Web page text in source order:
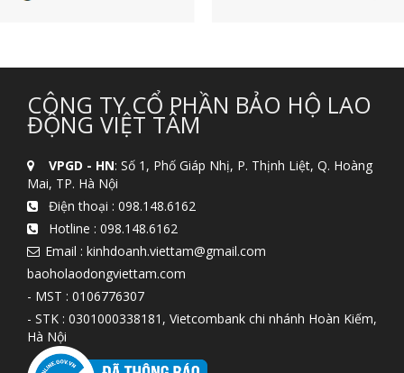
CÔNG TY CỔ PHẦN BẢO HỘ LAO
ĐỘNG VIỆT TÂM
VPGD - HN: Số 1, Phố Giáp Nhị, P. Thịnh Liệt, Q. Hoàng
Mai, TP. Hà Nội
Điện thoại : 098.148.6162
Hotline : 098.148.6162
Email : kinhdoanh.viettam@gmail.com
baoholaodongviettam.com
- MST : 0106776307
- STK : 0301000338181, Vietcombank chi nhánh Hoàn Kiếm,
Hà Nội